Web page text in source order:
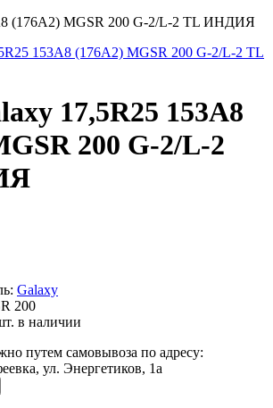
(176A2) MGSR 200 G-2/L-2 TL ИНДИЯ
17,5R25 153A8
200 G-2/L-2
Galaxy
200
в наличии
путем самовывоза по адресу:
ул. Энергетиков, 1а